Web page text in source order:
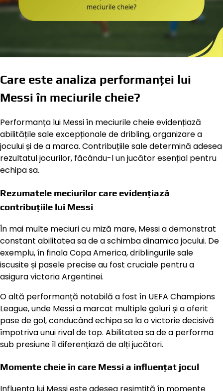
Care este analiza performanței lui
Messi în meciurile cheie?
Performanța lui Messi în meciurile cheie evidențiază
abilitățile sale excepționale de dribling, organizare a
jocului și de a marca. Contribuțiile sale determină adesea
rezultatul jocurilor, făcându-l un jucător esențial pentru
echipa sa.
Rezumatele meciurilor care evidențiază
contribuțiile lui Messi
În mai multe meciuri cu miză mare, Messi a demonstrat
constant abilitatea sa de a schimba dinamica jocului. De
exemplu, în finala Copa America, driblingurile sale
iscusite și pasele precise au fost cruciale pentru a
asigura victoria Argentinei.
O altă performanță notabilă a fost în UEFA Champions
League, unde Messi a marcat multiple goluri și a oferit
pase de gol, conducând echipa sa la o victorie decisivă
împotriva unui rival de top. Abilitatea sa de a performa
sub presiune îl diferențiază de alți jucători.
Momente cheie în care Messi a influențat jocul